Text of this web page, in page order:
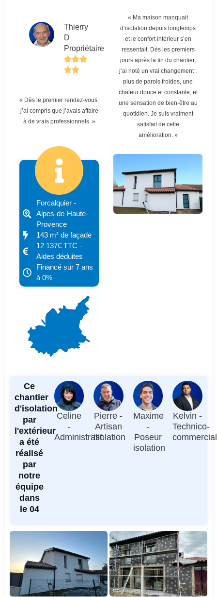
Thierry
D
Propriétaire
« Dès le premier rendez-vous,
j’ai compris que j’avais affaire
à de vrais professionnels. »
Forcalquier -
Alpes-de-Haute-
Provence
143 m² de façade
12 137€ TTC -
Aides déduites
Financé sur 7 ans
à 0%
« Ma maison manquait
d’isolation depuis longtemps
et le confort intérieur s’en
ressentait. Dès les premiers
jours après la fin du chantier,
j’ai noté un vrai changement :
plus de parois froides, une
chaleur douce et constante, et
une sensation de bien-être au
quotidien. Je suis vraiment
satisfait de cette
amélioration. »
Ce
chantier
d'isolation
par
l'extérieur
a été
réalisé
par
notre
équipe
dans
le 04
Celine
-
Administratif
Pierre -
Artisan
isolation
Maxime
-
Poseur
isolation
Kelvin -
Technico-
commercial